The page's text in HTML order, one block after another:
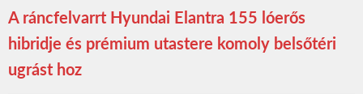
A ráncfelvarrt Hyundai Elantra 155 lóerős
hibridje és prémium utastere komoly belsőtéri
ugrást hoz